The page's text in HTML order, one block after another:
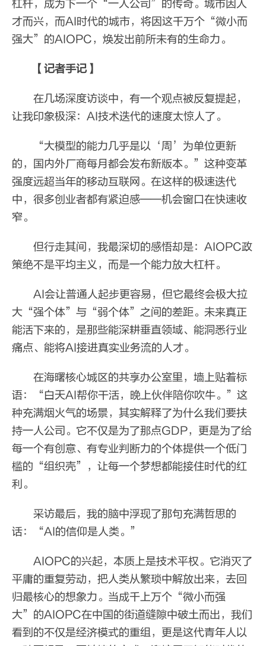
杠杆，成为下一个“一人公司”的传奇。城市因人
才而兴，而AI时代的城市，将因这千万个“微小而
强大”的AIOPC，焕发出前所未有的生命力。
【记者手记】
在几场深度访谈中，有一个观点被反复提起，
让我印象极深：AI技术迭代的速度太惊人了。
“大模型的能力几乎是以‘周’为单位更新
的，国内外厂商每月都会发布新版本。”这种变革
强度远超当年的移动互联网。在这样的极速迭代
中，很多创业者都有紧迫感——机会窗口在快速收
窄。
但行走其间，我最深切的感悟却是：AIOPC政
策绝不是平均主义，而是一个能力放大杠杆。
AI会让普通人起步更容易，但它最终会极大拉
大“强个体”与“弱个体”之间的差距。未来真正
能活下来的，是那些能深耕垂直领域、能洞悉行业
痛点、能将AI接进真实业务流的人才。
在海曙核心城区的共享办公室里，墙上贴着标
语：“白天AI帮你干活，晚上伙伴陪你吹牛。”这
种充满烟火气的场景，其实解释了为什么我们要扶
持一人公司。它不仅是为了那点GDP，更是为了给
每一个有创意、有专业判断力的个体提供一个低门
槛的“组织壳”，让每一个梦想都能接住时代的红
利。
采访最后，我的脑中浮现了那句充满哲思的
话：“AI的信仰是人类。”
AIOPC的兴起，本质上是技术平权。它消灭了
平庸的重复劳动，把人类从繁琐中解放出来，去回
归最核心的想象力。当成千上万个“微小而强
大”的AIOPC在中国的街道缝隙中破土而出，我们
看到的不仅是经济模式的重组，更是这代青年人以